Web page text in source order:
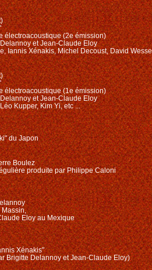
électroacoustique (2e émission)
et Jean-Claude Eloy
Iannis Xénakis, Michel Decoust, David
électroacoustique (1e émission)
et Jean-Claude Eloy
Kupper, Kim Yi, etc ...
du Japon
Boulez
produite par Philippe Caloni
Massin,
Eloy au Mexique
Xénakis"
Brigitte Delannoy et Jean-Claude Eloy)